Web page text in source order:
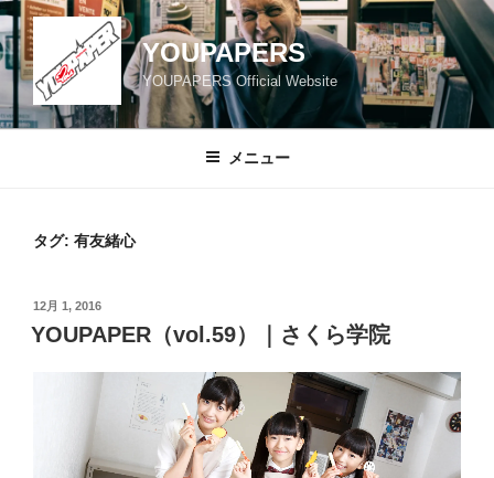
コ
ン
テ
ツ
YOUPAPERS
YOUPAPERS Official Website
メニュー
タグ: 有友緒心
投
稿
日:
12月 1, 2016
YOUPAPER（vol.59）｜さくら学院